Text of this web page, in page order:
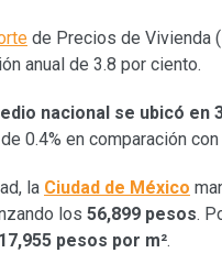
de Precios de Vivienda
anual de 3.8 por ciento.
nacional se ubicó en
0.4% en comparación
la Ciudad de México
los 56,899 pesos.
17,955 pesos por m².